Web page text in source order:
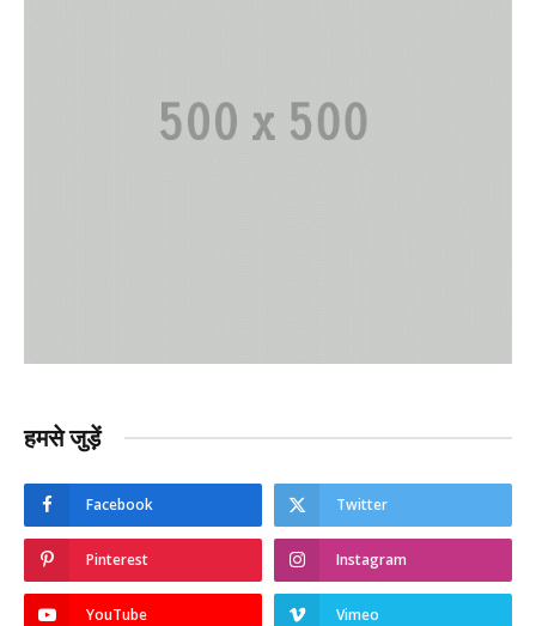
हमसे जुड़ें
Facebook Twitter
Pinterest Instagram
YouTube Vimeo